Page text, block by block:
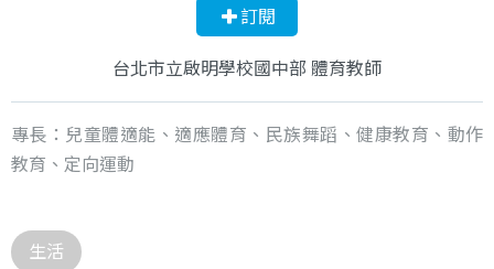
訂閱
台北市立啟明學校國中部 體育教師
專長：兒童體適能、適應體育、民族舞蹈、健康教育、動作
教育、定向運動
生活